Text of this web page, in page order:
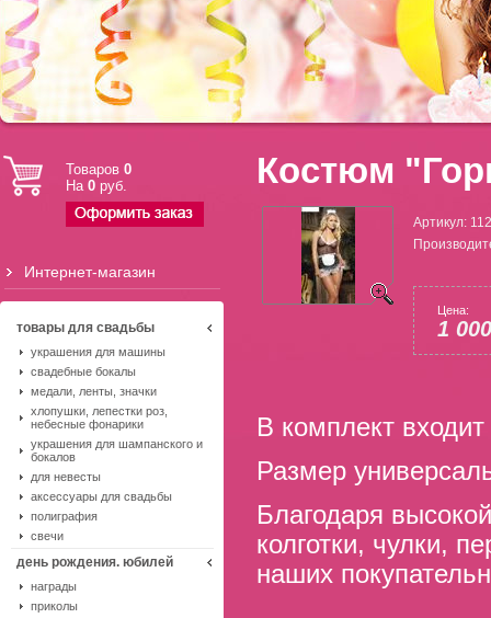
Костюм
Артикул:
Цена:
1 000
В комплект
Размер
Благодаря
колготки, чулки,
наших
Товаров 0
На 0 руб.
Интернет-магазин
товары для свадьбы
украшения для машины
свадебные бокалы
медали, ленты, значки
хлопушки, лепестки роз,
небесные фонарики
украшения для шампанского и
бокалов
для невесты
аксессуары для свадьбы
полиграфия
свечи
день рождения. юбилей
награды
приколы